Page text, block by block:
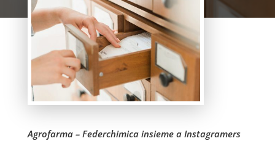
Agrofarma – Federchimica insieme a Instagramers